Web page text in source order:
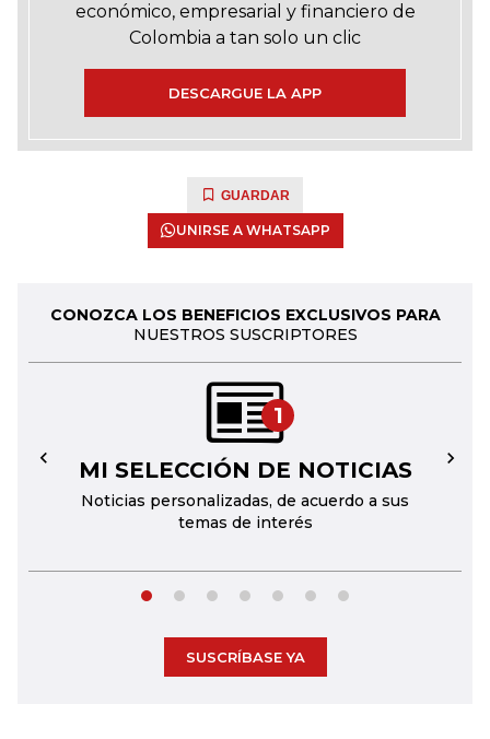
económico, empresarial y financiero de
Colombia a tan solo un clic
DESCARGUE LA APP
GUARDAR
UNIRSE A WHATSAPP
CONOZCA LOS BENEFICIOS EXCLUSIVOS PARA
NUESTROS SUSCRIPTORES
1
MI SELECCIÓN DE NOTICIAS
Noticias personalizadas, de acuerdo a sus
temas de interés
← →
SUSCRÍBASE YA